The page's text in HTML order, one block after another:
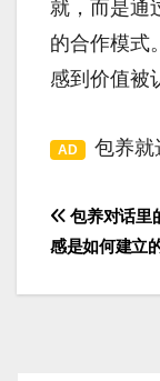
就，而是通
的合作模式
感到价值被
AD 包养就
文
导
包养对话里
感是如何建立